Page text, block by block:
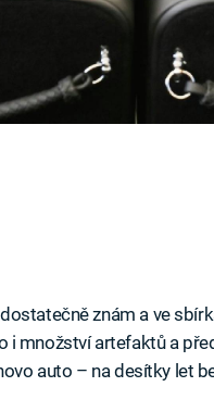
znám a ve
i množství artefaktů a
auto – na desítky let